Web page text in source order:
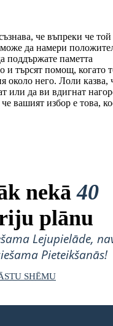
че въпреки че той
да намери
поддържате паметта
и търсят помощ, когато
около него. Лоли казва,
или да ви вдигнат
вашият избор е това,
nekā40
plānu
Lejupielāde,
Pieteikšanās!
SHĒMU